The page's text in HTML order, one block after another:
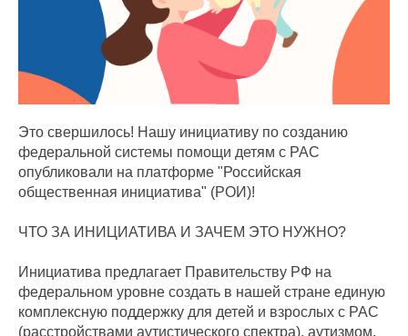
Это свершилось! Нашу инициативу по созданию
федеральной системы помощи детям с РАС
опубликовали на платформе "Российская
общественная инициатива" (РОИ)!
ЧТО ЗА ИНИЦИАТИВА И ЗАЧЕМ ЭТО НУЖНО?
Инициатива предлагает Правительству РФ на
федеральном уровне создать в нашей стране единую
комплексную поддержку для детей и взрослых с РАС
(расстройствами аутистического спектра), аутизмом.